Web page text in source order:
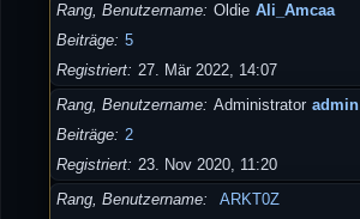
Rang, Benutzername Oldie Ali_Amcaa
Beiträge 5
Registriert 27. Mär 2022, 14:07
Rang, Benutzername Administrator admin
Beiträge 2
Registriert 23. Nov 2020, 11:20
Rang, Benutzername
ARKT0Z